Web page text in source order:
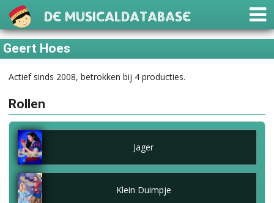
De Musicaldatabase
Geert Hoes
Actief sinds 2008, betrokken bij 4 producties.
Rollen
Jager
Klein Duimpje